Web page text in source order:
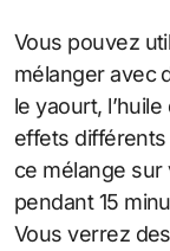
Vous pouvez
mélanger avec
le yaourt,
effets
ce mélange sur
pendant 15
Vous verrez